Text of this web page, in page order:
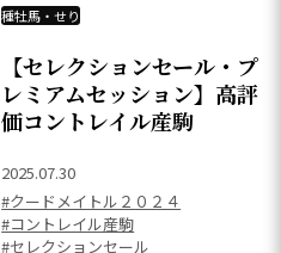
種牡馬・せり
【セレクションセール・プ
レミアムセッション】高評
価コントレイル産駒
2025.07.30
#クードメイトル２０２４
#コントレイル産駒
#セレクションセール